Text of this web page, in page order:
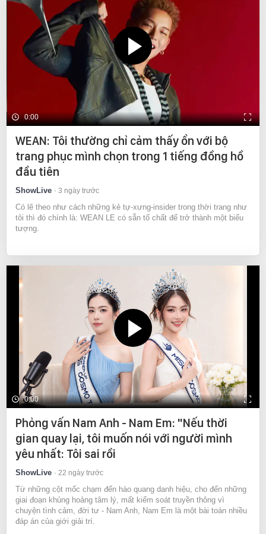
0:00
WEAN: Tôi thường chỉ cảm thấy ổn với bộ
trang phục mình chọn trong 1 tiếng đồng hồ
đầu tiên
ShowLive 3 ngày trước
Có lẽ theo như cách những kẻ tự-xưng-insider trong thời trang như
tôi thì đó chính là: WEAN LE có sẵn tố chất để trở thành một biểu
tượng.
0:00
Phỏng vấn Nam Anh - Nam Em: "Nếu thời
gian quay lại, tôi muốn nói với người mình
yêu nhất: Tôi sai rồi
ShowLive 22 ngày trước
Từ những cột mốc chạm đến hào quang danh hiệu, cho đến những
giai đoạn khủng hoảng tâm lý, mất kiểm soát truyền thông vì
chuyện tình cảm, đời tư - Nam Anh, Nam Em là một bài toán nhiều
đáp án của giới giải trí.